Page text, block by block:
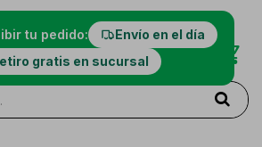
tu pedido:
Envío en el día
gratis en sucursal